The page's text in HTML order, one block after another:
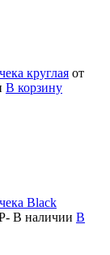
круглая от
В корзину
Black
- В наличии В